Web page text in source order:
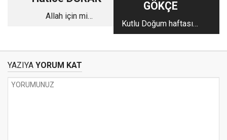
Allah için mi
GÖKÇE
Kutlu Doğum haftasını
yaşarken
YAZIYA YORUM KAT